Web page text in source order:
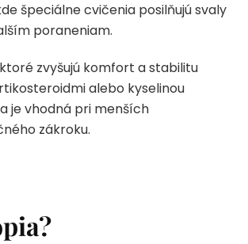
špeciálne cvičenia posilňujú svaly
poraneniam.
zvyšujú komfort a stabilitu
alebo kyselinou
je vhodná pri menších
zákroku.